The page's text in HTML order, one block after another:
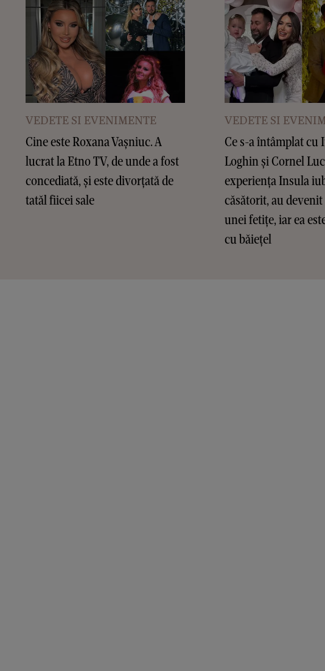
VEDETE SI EVENIMENTE
Cine este Roxana Vașniuc. A
lucrat la Etno TV, de unde a fost
concediată, și este divorțată de
tatăl fiicei sale
VEDETE SI
Ce s-a întâmplat cu
Loghin și Cornel
experiența Insula
căsătorit, au
unei fetițe, iar ea
cu băiețel